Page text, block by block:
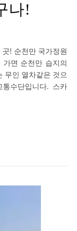
나!
면 순천만 습지의
무인 열차같은 것으
통수단입니다. 스카